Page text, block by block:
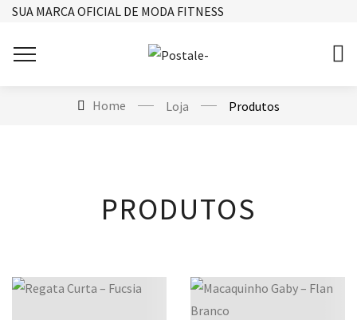
SUA MARCA OFICIAL DE MODA FITNESS
Home Loja Produtos
PRODUTOS